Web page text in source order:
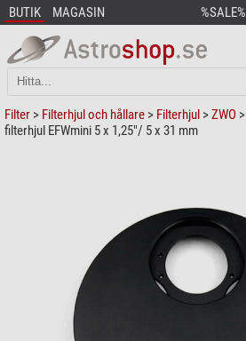
BUTIK MAGASIN %SALE%
Filter > Filterhjul och hållare > Filterhjul >ZWO >
filterhjul EFWmini 5 x 1,25"/ 5 x 31 mm